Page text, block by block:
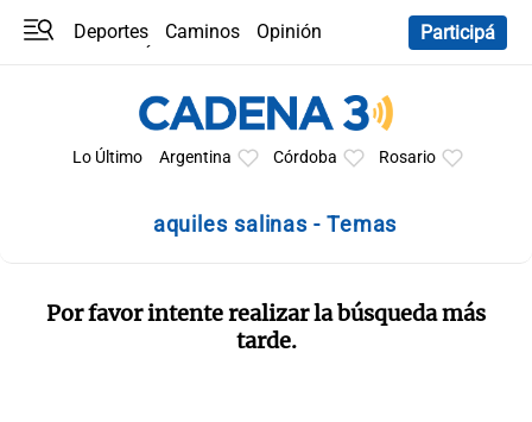
Deportes Caminos
Opinión
Participá
Lo Último Argentina Córdoba Rosario
aquiles salinas - Temas
Por favor intente realizar la búsqueda más
tarde.